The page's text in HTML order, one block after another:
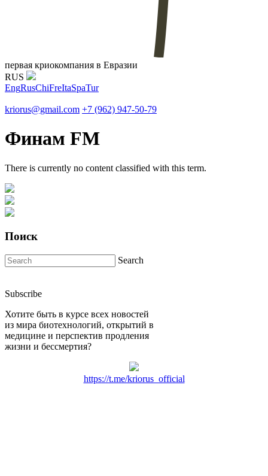
первая криокомпания в Евразии
RUS
EngRusChiFreItaSpaTur
kriorus@gmail.com +7 (962) 947-50-79
Финам FM
There is currently no content classified with this term.
Поиск
Search
Subscribe
Хотите быть в курсе всех новостей
из мира биотехнологий, открытий в
медицине и перспектив продления
жизни и бессмертия?
https://t.me/kriorus_official